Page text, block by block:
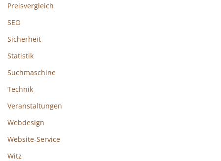
Preisvergleich
SEO
Sicherheit
Statistik
Suchmaschine
Technik
Veranstaltungen
Webdesign
Website-Service
Witz